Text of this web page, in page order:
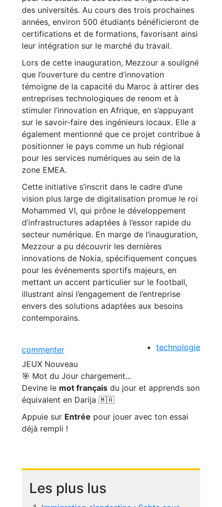
des universités. Au cours des trois prochaines
années, environ 500 étudiants bénéficieront de
certifications et de formations, favorisant ainsi
leur intégration sur le marché du travail.
Lors de cette inauguration, Mezzour a souligné
que l’ouverture du centre d’innovation
témoigne de la capacité du Maroc à attirer des
entreprises technologiques de renom et à
stimuler l’innovation en Afrique, en s’appuyant
sur le savoir-faire des ingénieurs locaux. Elle a
également mentionné que ce projet contribue à
positionner le pays comme un hub régional
pour les services numériques au sein de la
zone EMEA.
Cette initiative s’inscrit dans le cadre d’une
vision plus large de digitalisation promue le roi
Mohammed VI, qui prône le développement
d’infrastructures adaptées à l’essor rapide du
secteur numérique. En marge de l’inauguration,
Mezzour a pu découvrir les dernières
innovations de Nokia, spécifiquement conçues
pour les événements sportifs majeurs, en
mettant un accent particulier sur le football,
illustrant ainsi l’engagement de l’entreprise
envers des solutions adaptées aux besoins
contemporains.
commenter
technologie
JEUX Nouveau
🎯 Mot du Jour chargement...
Devine le mot français du jour et apprends son
équivalent en Darija 🇲🇦
Appuie sur Entrée pour jouer avec ton essai
déjà rempli !
Les plus lus